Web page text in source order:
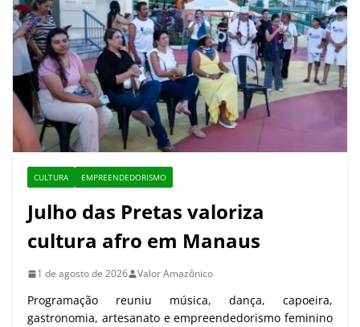
CULTURA EMPREENDEDORISMO
Julho das Pretas valoriza
cultura afro em Manaus
1 de agosto de 2026 Valor Amazônico
Programação reuniu música, dança, capoeira,
gastronomia, artesanato e empreendedorismo feminino